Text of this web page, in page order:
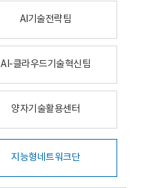
AI기술전략팀
AI-클라우드기술혁신팀
양자기술활용센터
지능형네트워크단